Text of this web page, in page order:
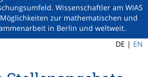
Wissenschaftler am WIAS
zur mathematischen und
in Berlin und weltweit.
DE | EN